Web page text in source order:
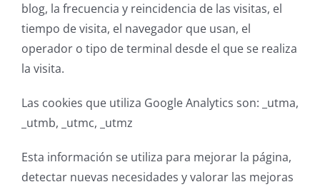
blog, la frecuencia y reincidencia de las visitas, el
tiempo de visita, el navegador que usan, el
operador o tipo de terminal desde el que se realiza
la visita.
Las cookies que utiliza Google Analytics son: _utma,
_utmb, _utmc, _utmz
Esta información se utiliza para mejorar la página,
detectar nuevas necesidades y valorar las mejoras